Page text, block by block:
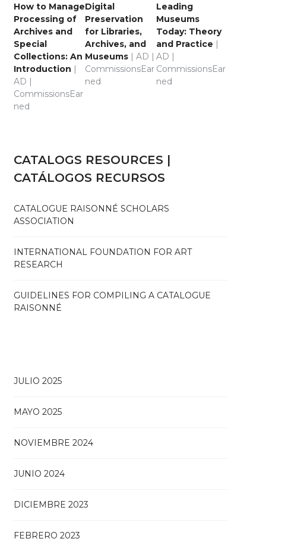
How to Manage
Processing of
Archives and
Special
Collections: An
Introduction |
AD |
CommissionsEar
ned
Digital
Preservation
for Libraries,
Archives, and
Museums | AD |
CommissionsEar
ned
Leading
Museums
Today: Theory
and Practice
AD |
CommissionsEar
ned
CATALOGS RESOURCES |
CATÁLOGOS RECURSOS
CATALOGUE RAISONNÉ SCHOLARS
ASSOCIATION
INTERNATIONAL FOUNDATION FOR ART
RESEARCH
GUIDELINES FOR COMPILING A CATALOGUE
RAISONNÉ
JULIO 2025
MAYO 2025
NOVIEMBRE 2024
JUNIO 2024
DICIEMBRE 2023
FEBRERO 2023